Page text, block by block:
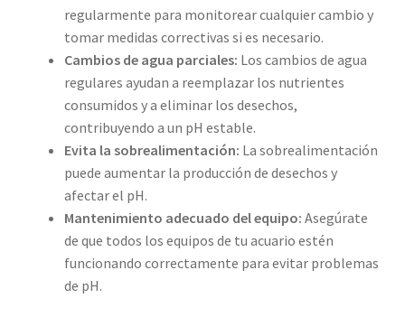
regularmente para monitorear cualquier cambio y
tomar medidas correctivas si es necesario.
Cambios de agua parciales: Los cambios de agua
regulares ayudan a reemplazar los nutrientes
consumidos y a eliminar los desechos,
contribuyendo a un pH estable.
Evita la sobrealimentación: La sobrealimentación
puede aumentar la producción de desechos y
afectar el pH.
Mantenimiento adecuado del equipo: Asegúrate
de que todos los equipos de tu acuario estén
funcionando correctamente para evitar problemas
de pH.